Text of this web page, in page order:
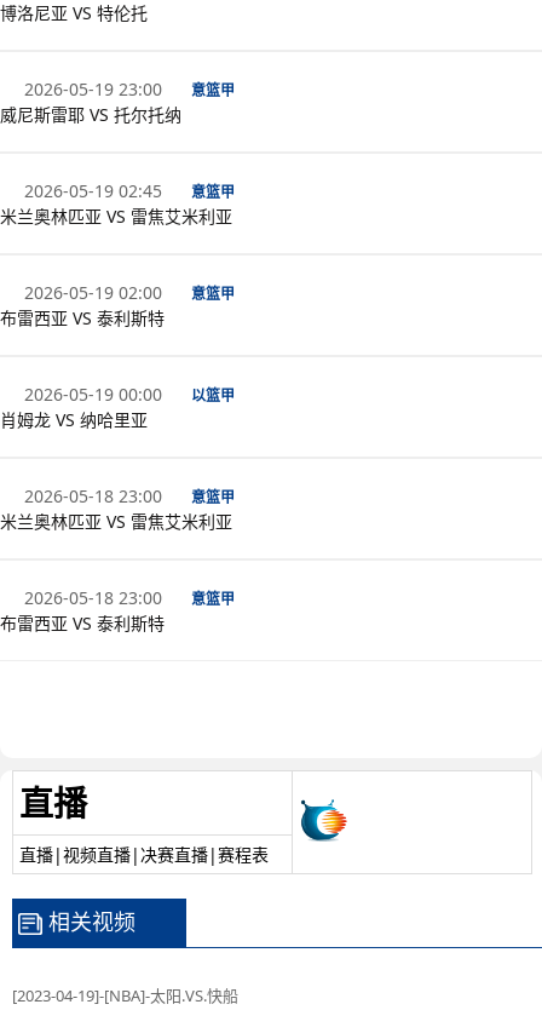
博洛尼亚 VS 特伦托
2026-05-19 23:00 意篮甲
威尼斯雷耶 VS 托尔托纳
2026-05-19 02:45 意篮甲
米兰奥林匹亚 VS 雷焦艾米利亚
2026-05-19 02:00 意篮甲
布雷西亚 VS 泰利斯特
2026-05-19 00:00 以篮甲
肖姆龙 VS 纳哈里亚
2026-05-18 23:00 意篮甲
米兰奥林匹亚 VS 雷焦艾米利亚
2026-05-18 23:00 意篮甲
布雷西亚 VS 泰利斯特
直播
直播|视频直播|决赛直播|赛程表
相关视频
[2023-04-19]-[NBA]-太阳.VS.快船